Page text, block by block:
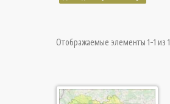
Отображаемые элементы 1-1 из 1